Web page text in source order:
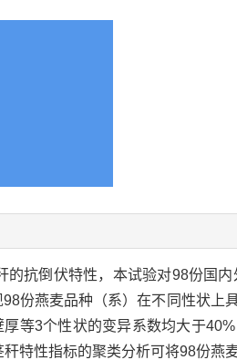
的抗倒伏特性，本试验对98份国
份燕麦品种（系）在不同性状
厚等3个性状的变异系数均大于
秆特性指标的聚类分析可将98份